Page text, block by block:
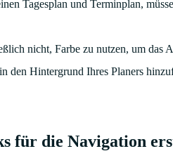
Tagesplan und Terminplan,
nicht, Farbe zu nutzen, um das
den Hintergrund Ihres Planers
für die Navigation